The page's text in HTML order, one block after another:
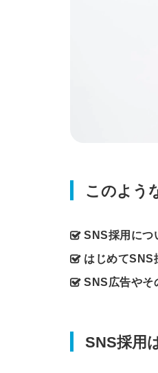
このよう
SNS採用につ
はじめてSNS
SNS広告やそ
SNS採用